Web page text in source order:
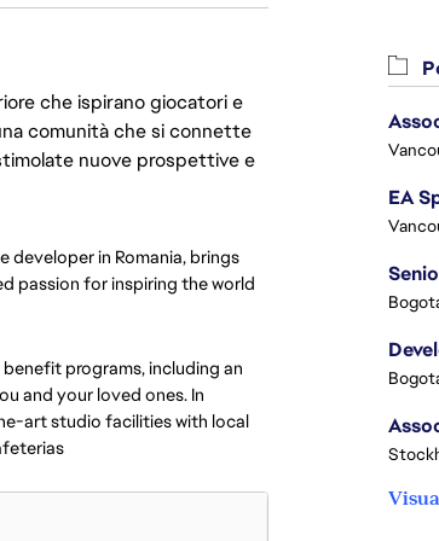
che ispirano giocatori e
comunità che si connette
nuove prospettive e
developer in Romania, brings
passion for inspiring the world
programs, including an
and your loved ones. In
art studio facilities with local